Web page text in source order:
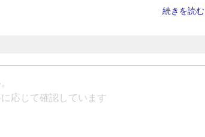
続きを読む